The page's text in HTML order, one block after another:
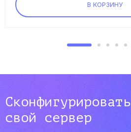
В КОРЗИНУ
Сконфигурировать
свой сервер